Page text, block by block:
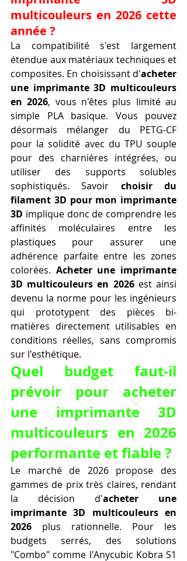
multicouleurs en 2026 cette
année ?
La compatibilité s'est largement
étendue aux matériaux techniques et
composites. En choisissant d'acheter
une imprimante 3D multicouleurs
en 2026, vous n'êtes plus limité au
simple PLA basique. Vous pouvez
désormais mélanger du PETG-CF
pour la solidité avec du TPU souple
pour des charnières intégrées, ou
utiliser des supports solubles
sophistiqués. Savoir choisir du
filament 3D pour mon imprimante
3D implique donc de comprendre les
affinités moléculaires entre les
plastiques pour assurer une
adhérence parfaite entre les zones
colorées. Acheter une imprimante
3D multicouleurs en 2026 est ainsi
devenu la norme pour les ingénieurs
qui prototypent des pièces bi-
matières directement utilisables en
conditions réelles, sans compromis
sur l'esthétique.
Quel budget faut-il
prévoir pour acheter
une imprimante 3D
multicouleurs en 2026
performante et fiable ?
Le marché de 2026 propose des
gammes de prix très claires, rendant
la décision d'acheter une
imprimante 3D multicouleurs en
2026 plus rationnelle. Pour les
budgets serrés, des solutions
"Combo" comme l'Anycubic Kobra S1